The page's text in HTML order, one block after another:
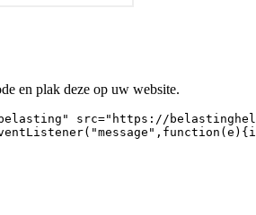
en plak deze op uw website.
src="https://